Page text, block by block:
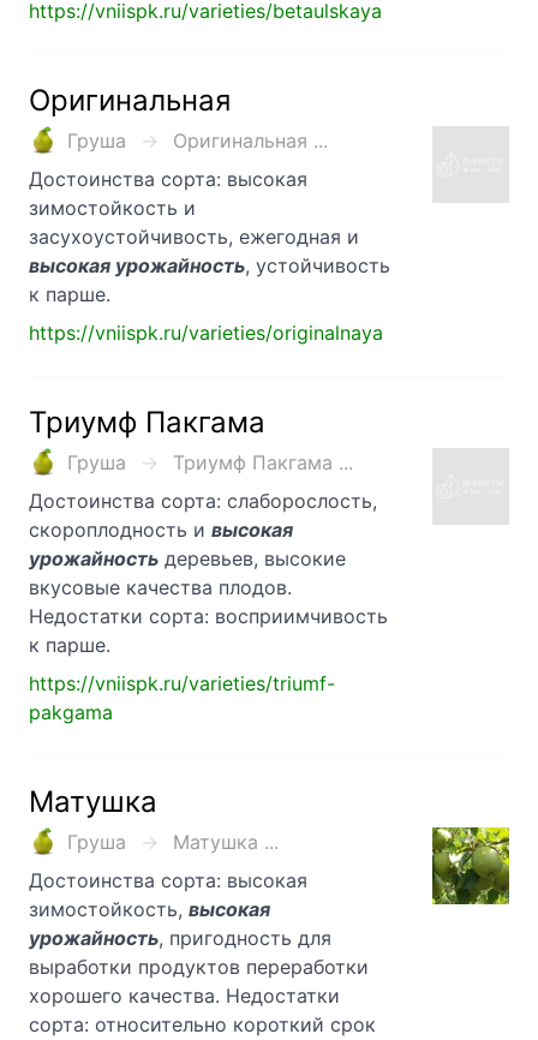
https://vniispk.ru/varieties/betaulskaya
Оригинальная
Груша
Оригинальная ...
Достоинства сорта: высокая
зимостойкость и
засухоустойчивость, ежегодная и
высокая урожайность, устойчивость
к парше.
https://vniispk.ru/varieties/originalnaya
Триумф Пакгама
Груша
Триумф Пакгама ...
Достоинства сорта: слаборослость,
скороплодность и высокая
урожайность деревьев, высокие
вкусовые качества плодов.
Недостатки сорта: восприимчивость
к парше.
https://vniispk.ru/varieties/triumf-
pakgama
Матушка
Груша
Матушка ...
Достоинства сорта: высокая
зимостойкость, высокая
урожайность, пригодность для
выработки продуктов переработки
хорошего качества. Недостатки
сорта: относительно короткий срок